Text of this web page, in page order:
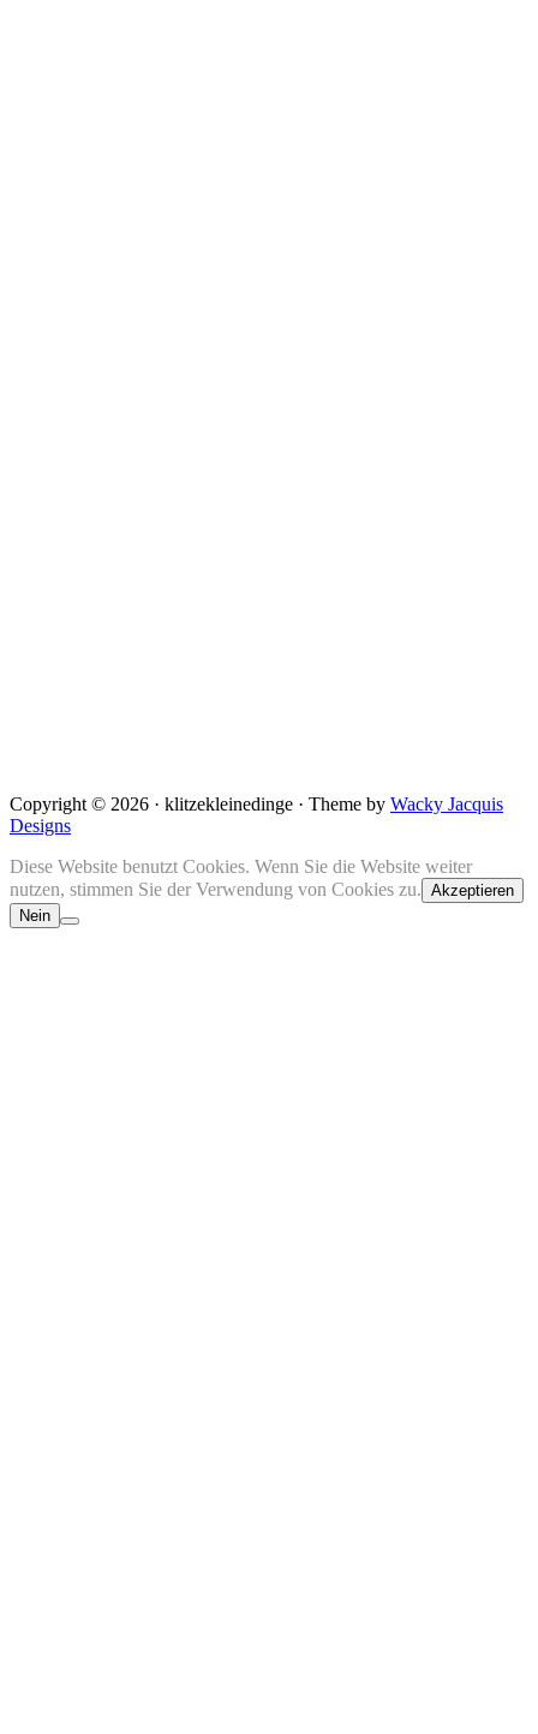
Copyright © 2026 · klitzekleinedinge · Theme by Wacky Jacquis
Designs
Diese Website benutzt Cookies. Wenn Sie die Website weiter
nutzen, stimmen Sie der Verwendung von Cookies zu. Akzeptieren
Nein